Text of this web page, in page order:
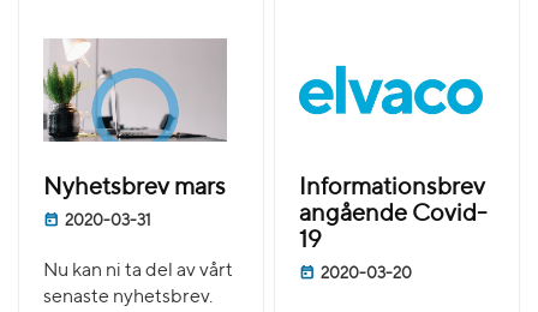
Nyhetsbrev mars
2020-03-31
Nu kan ni ta del av vårt
senaste nyhetsbrev.
Informationsbrev
angående Covid-
19
2020-03-20